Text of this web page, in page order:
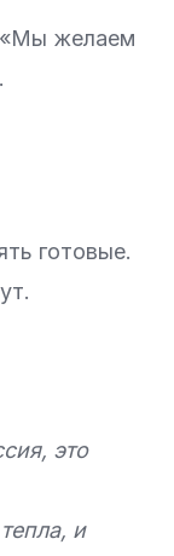
желаем
готовые.
это
и